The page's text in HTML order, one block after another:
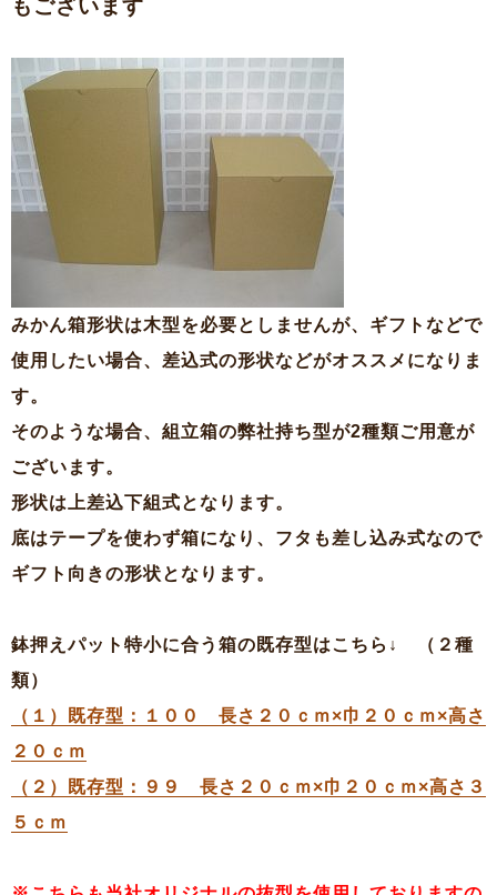
もございます
みかん箱形状は木型を必要としませんが、ギフトなどで
使用したい場合、差込式の形状などがオススメになりま
す。
そのような場合、組立箱の弊社持ち型が2種類ご用意が
ございます。
形状は上差込下組式となります。
底はテープを使わず箱になり、フタも差し込み式なので
ギフト向きの形状となります。
鉢押えパット特小に合う箱の既存型はこちら↓ （２種
類）
（１）既存型：１００ 長さ２０ｃｍ×巾２０ｃｍ×高さ
２０ｃｍ
（２）既存型：９９ 長さ２０ｃｍ×巾２０ｃｍ×高さ３
５ｃｍ